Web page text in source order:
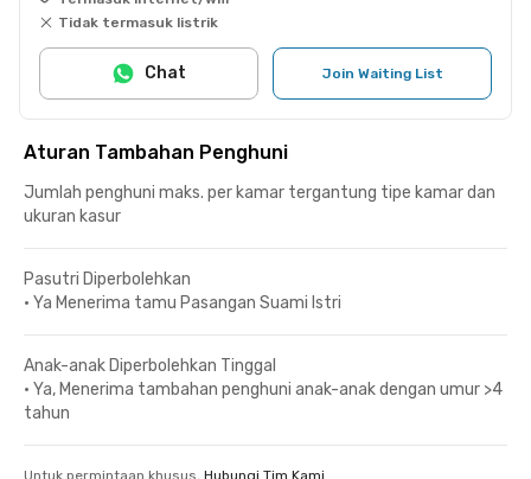
Tidak termasuk listrik
Join Waiting List
Chat
Aturan Tambahan Penghuni
Jumlah penghuni maks. per kamar tergantung tipe kamar dan
ukuran kasur
Pasutri Diperbolehkan
• Ya Menerima tamu Pasangan Suami Istri
Anak-anak Diperbolehkan Tinggal
• Ya, Menerima tambahan penghuni anak-anak dengan umur >4
tahun
Untuk permintaan khusus, Hubungi Tim Kami